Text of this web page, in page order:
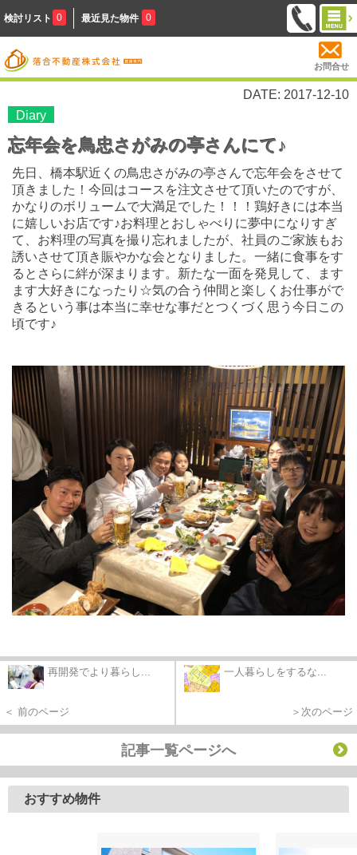
検討リスト 0 最近見た物件 0
お問合せ
DATE: 2017-12-10
Diary
忘年会を鳥忠さがみの亭さんにて♪
先日、橋本駅近くの鳥忠さがみの亭さんで忘年会をさせて
頂きました！今回はコースを注文させて頂いたのですが、
かなりのボリュームで大満足でした！！！鶏好きには本当
に嬉しいお店です♪お料理とおしゃべりに夢中になりすぎ
て、お料理の写真を撮り忘れましたが、社員のご家族もお
誘いさせて頂き賑やかな会となりました。一緒に食事をす
るとさらに絆が深まります。新たな一面を発見して、ます
ます大好きになったり☆気の合う仲間と楽しくお仕事がで
きるという事は本当に幸せな事だとつくづく思う今日この
頃です♪
再開発でより暮らし...
＜ 前のページ
一人暮らしをするな...
＞次のページ
記事一覧ページへ
おすすめ物件